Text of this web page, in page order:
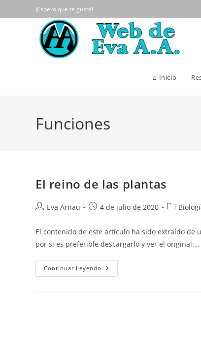
al
¡Espero que te guste!
⌂ Inicio
Funciones
El reino de las plantas
Autor
la
entrada:
Eva Arnau
Publicación
entrada:
4 de julio de 2020
Categoría
entrada:
El contenido de este artículo ha sido extraído de
por si es preferible descargarlo y ver el original:…
Continuar Leyendo El
Reino